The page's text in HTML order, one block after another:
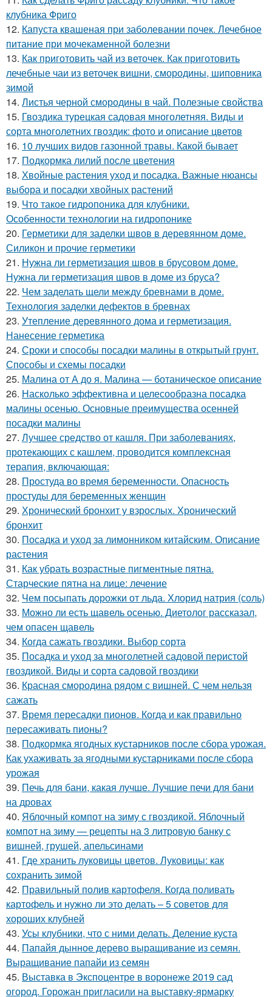
клубника Фриго
12. Капуста квашеная при заболевании почек. Лечебное
питание при мочекаменной болезни
13. Как приготовить чай из веточек. Как приготовить
лечебные чаи из веточек вишни, смородины, шиповника
зимой
14. Листья черной смородины в чай. Полезные свойства
15. Гвоздика турецкая садовая многолетняя. Виды и
сорта многолетних гвоздик: фото и описание цветов
16. 10 лучших видов газонной травы. Какой бывает
17. Подкормка лилий после цветения
18. Хвойные растения уход и посадка. Важные нюансы
выбора и посадки хвойных растений
19. Что такое гидропоника для клубники.
Особенности технологии на гидропонике
20. Герметики для заделки швов в деревянном доме.
Силикон и прочие герметики
21. Нужна ли герметизация швов в брусовом доме.
Нужна ли герметизация швов в доме из бруса?
22. Чем заделать щели между бревнами в доме.
Технология заделки дефектов в бревнах
23. Утепление деревянного дома и герметизация.
Нанесение герметика
24. Сроки и способы посадки малины в открытый грунт.
Способы и схемы посадки
25. Малина от А до я. Малина — ботаническое описание
26. Насколько эффективна и целесообразна посадка
малины осенью. Основные преимущества осенней
посадки малины
27. Лучшее средство от кашля. При заболеваниях,
протекающих с кашлем, проводится комплексная
терапия, включающая:
28. Простуда во время беременности. Опасность
простуды для беременных женщин
29. Хронический бронхит у взрослых. Хронический
бронхит
30. Посадка и уход за лимонником китайским. Описание
растения
31. Как убрать возрастные пигментные пятна.
Старческие пятна на лице: лечение
32. Чем посыпать дорожки от льда. Хлорид натрия (соль)
33. Можно ли есть щавель осенью. Диетолог рассказал,
чем опасен щавель
34. Когда сажать гвоздики. Выбор сорта
35. Посадка и уход за многолетней садовой перистой
гвоздикой. Виды и сорта садовой гвоздики
36. Красная смородина рядом с вишней. С чем нельзя
сажать
37. Время пересадки пионов. Когда и как правильно
пересаживать пионы?
38. Подкормка ягодных кустарников после сбора урожая.
Как ухаживать за ягодными кустарниками после сбора
урожая
39. Печь для бани, какая лучше. Лучшие печи для бани
на дровах
40. Яблочный компот на зиму с гвоздикой. Яблочный
компот на зиму — рецепты на 3 литровую банку с
вишней, грушей, апельсинами
41. Где хранить луковицы цветов. Луковицы: как
сохранить зимой
42. Правильный полив картофеля. Когда поливать
картофель и нужно ли это делать – 5 советов для
хороших клубней
43. Усы клубники, что с ними делать. Деление куста
44. Папайя дынное дерево выращивание из семян.
Выращивание папайи из семян
45. Выставка в Экспоцентре в воронеже 2019 сад
огород. Горожан пригласили на выставку-ярмарку